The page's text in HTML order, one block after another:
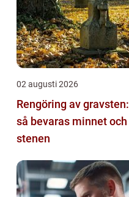
02 augusti 2026
Rengöring av gravsten:
så bevaras minnet och
stenen